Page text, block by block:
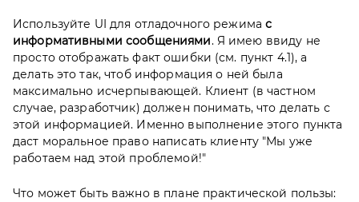
Используйте UI для отладочного режимас
информативными сообщениями. Я имею ввиду не
просто отображать факт ошибки (см. пункт 4.1), а
делать это так, чтоб информация о ней была
максимально исчерпывающей. Клиент (в частном
случае, разработчик) должен понимать, что делать с
этой информацией. Именно выполнение этого пункта
даст моральное право написать клиенту "Мы уже
работаем над этой проблемой!"
Что может быть важно в плане практической пользы: